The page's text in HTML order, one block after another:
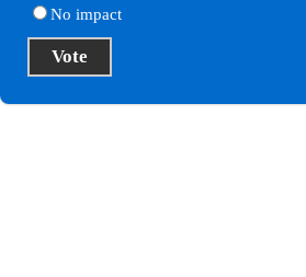
No impact